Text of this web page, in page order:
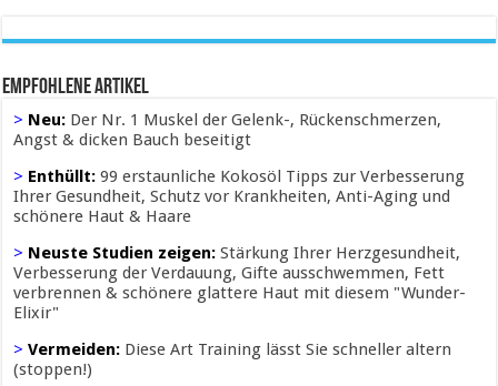
Empfohlene Artikel
> Neu: Der Nr. 1 Muskel der Gelenk-, Rückenschmerzen,
Angst & dicken Bauch beseitigt
> Enthüllt:99 erstaunliche Kokosöl Tipps zur Verbesserung
Ihrer Gesundheit, Schutz vor Krankheiten, Anti-Aging und
schönere Haut & Haare
> Neuste Studien zeigen:Stärkung Ihrer Herzgesundheit,
Verbesserung der Verdauung, Gifte ausschwemmen, Fett
verbrennen & schönere glattere Haut mit diesem "Wunder-
Elixir"
> Vermeiden: Diese Art Training lässt Sie schneller altern
(stoppen!)